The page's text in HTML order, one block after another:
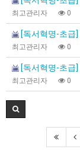
최고관리자 0
[독서혁명-초급]
최고관리자 0
[독서혁명-초급]
최고관리자 0